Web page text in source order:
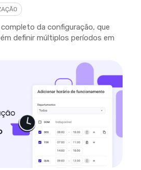
da configuração, que
definir múltiplos períodos em